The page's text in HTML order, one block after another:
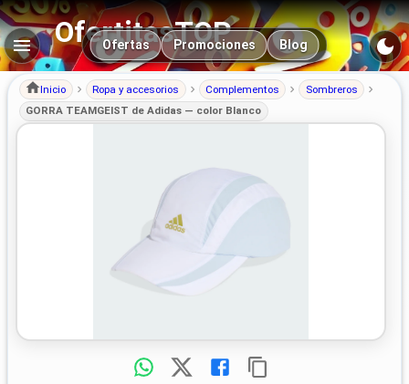
OfertitasTOP
Navegación principal
Ofertas Promociones Blog
Inicio Ropa y accesorios Complementos
Sombreros
GORRA TEAMGEIST de Adidas — color Blanco